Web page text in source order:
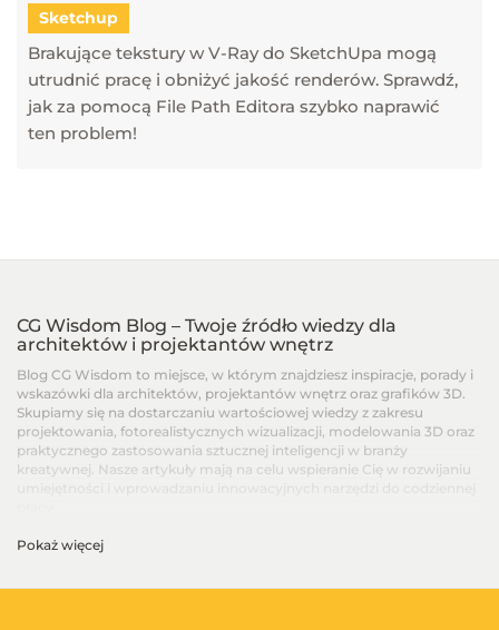
Sketchup
Brakujące tekstury w V-Ray do SketchUpa mogą
utrudnić pracę i obniżyć jakość renderów. Sprawdź,
jak za pomocą File Path Editora szybko naprawić
ten problem!
CG Wisdom Blog – Twoje źródło wiedzy dla
architektów i projektantów wnętrz
Blog CG Wisdom to miejsce, w którym znajdziesz inspiracje, porady i
wskazówki dla architektów, projektantów wnętrz oraz grafików 3D.
Skupiamy się na dostarczaniu wartościowej wiedzy z zakresu
projektowania, fotorealistycznych wizualizacji, modelowania 3D oraz
praktycznego zastosowania sztucznej inteligencji w branży
kreatywnej. Nasze artykuły mają na celu wspieranie Cię w rozwijaniu
Artykuły dla architektów i projektantów wnętrz –
Pokaż więcej